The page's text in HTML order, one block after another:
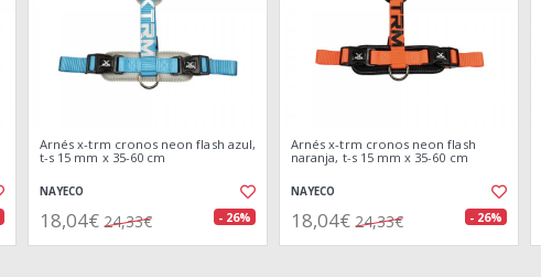
Arnés x-trm cronos neon flash azul,
t-s 15 mm x 35-60 cm
NAYECO
18,04€ 24,33€ - 26%
Arnés x-trm cronos neon flash
naranja, t-s 15 mm x 35-60 cm
NAYECO
18,04€ 24,33€ - 26%